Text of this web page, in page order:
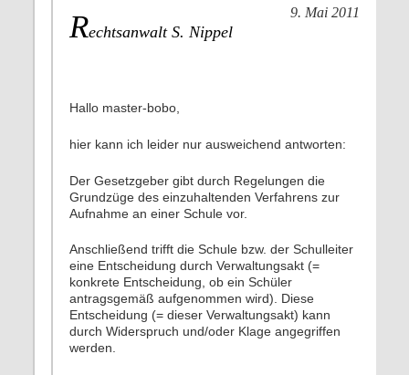
Rechtsanwalt S. Nippel
9. Mai 2011
Hallo master-bobo,
hier kann ich leider nur ausweichend antworten:
Der Gesetzgeber gibt durch Regelungen die
Grundzüge des einzuhaltenden Verfahrens zur
Aufnahme an einer Schule vor.
Anschließend trifft die Schule bzw. der Schulleiter
eine Entscheidung durch Verwaltungsakt (=
konkrete Entscheidung, ob ein Schüler
antragsgemäß aufgenommen wird). Diese
Entscheidung (= dieser Verwaltungsakt) kann
durch Widerspruch und/oder Klage angegriffen
werden.